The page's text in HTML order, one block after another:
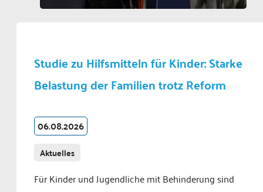
Studie zu Hilfsmitteln für Kinder: Starke
Belastung der Familien trotz Reform
06.08.2026
Aktuelles
Für Kinder und Jugendliche mit Behinderung sind